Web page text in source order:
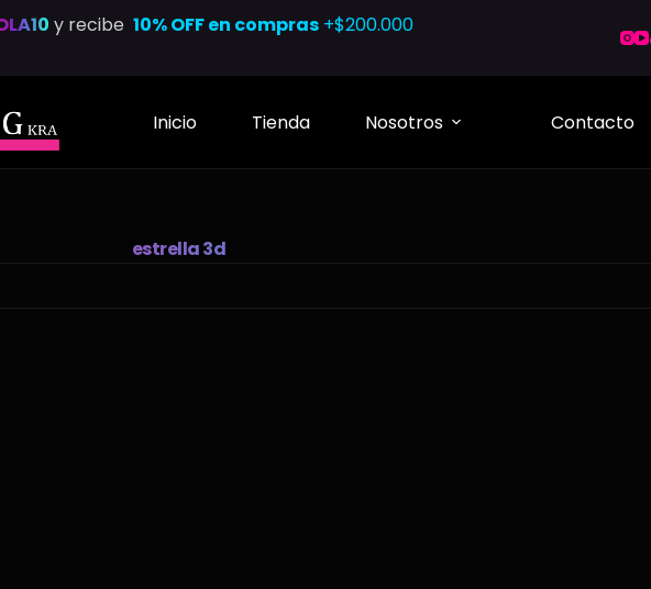
y recibe 10% OFF en compras+$200.000
Inicio Tienda Nosotros Contacto
estrella 3d